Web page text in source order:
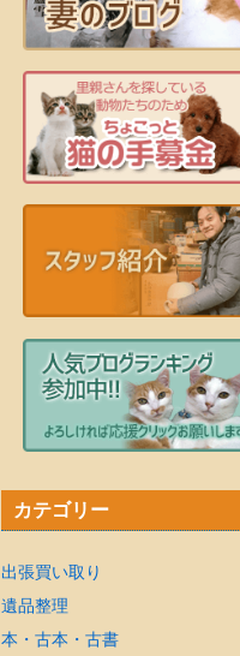
カテゴリー
出張買い取り
遺品整理
本・古本・古書